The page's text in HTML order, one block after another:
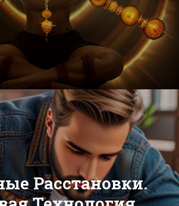
Расстановки.